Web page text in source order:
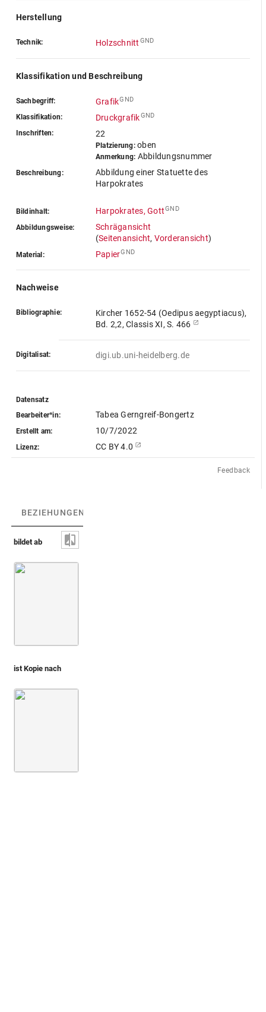
Herstellung
Technik: Holzschnitt GND
Klassifikation und Beschreibung
Sachbegriff: GrafikGND
Klassifikation: DruckgrafikGND
Inschriften: 22
Platzierung:oben
Anmerkung: Abbildungsnummer
Beschreibung:
Abbildung einer Statuette des
Harpokrates
Bildinhalt: Harpokrates, GottGND
Abbildungsweise:
Schrägansicht
(Seitenansicht, Vorderansicht)
Material: PapierGND
Nachweise
Bibliographie:
Kircher 1652-54 (Oedipus aegyptiacus),
Bd. 2,2, Classis XI, S. 466
Digitalisat: digi.ub.uni-heidelberg.de
Datensatz
Bearbeiter*in:
Tabea Gerngreif-Bongertz
Erstellt am: 10/7/2022
Lizenz: CC BY 4.0
Feedback
BEZIEHUNGEN
bildet ab
ist Kopie nach